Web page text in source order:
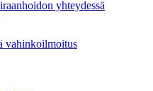
yhteydessä
vahinkoilmoitus